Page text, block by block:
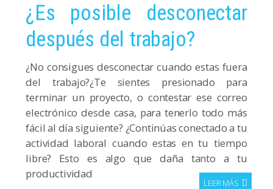
¿Es posible desconectar
después del trabajo?
¿No consigues desconectar cuando estas fuera
del trabajo?¿Te sientes presionado para
terminar un proyecto, o contestar ese correo
electrónico desde casa, para tenerlo todo más
fácil al día siguiente? ¿Continúas conectado a tu
actividad laboral cuando estas en tu tiempo
libre? Esto es algo que daña tanto a tu
productividad
LEER MÁS